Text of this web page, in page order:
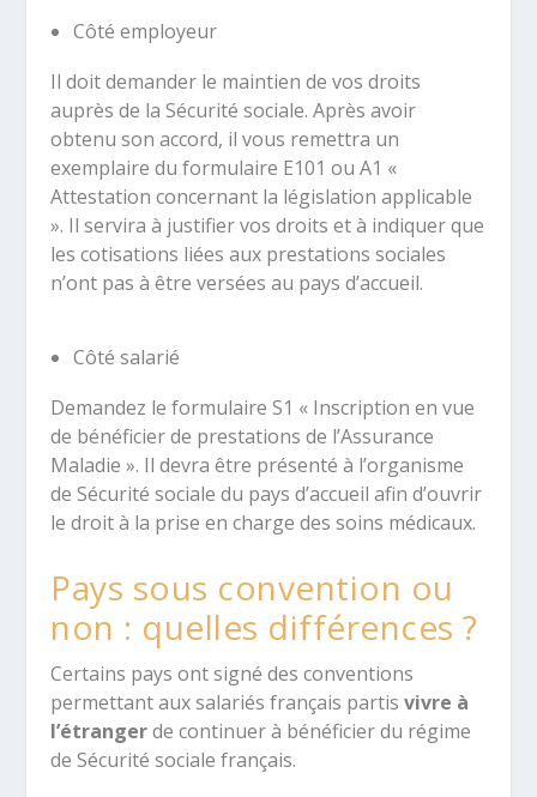
Côté employeur
Il doit demander le maintien de vos droits
auprès de la Sécurité sociale. Après avoir
obtenu son accord, il vous remettra un
exemplaire du formulaire E101 ou A1 «
Attestation concernant la législation applicable
». Il servira à justifier vos droits et à indiquer que
les cotisations liées aux prestations sociales
n’ont pas à être versées au pays d’accueil.
Côté salarié
Demandez le formulaire S1 « Inscription en vue
de bénéficier de prestations de l’Assurance
Maladie ». Il devra être présenté à l’organisme
de Sécurité sociale du pays d’accueil afin d’ouvrir
le droit à la prise en charge des soins médicaux.
Pays sous convention ou
non : quelles différences ?
Certains pays ont signé des conventions
permettant aux salariés français partisvivre à
l’étrangerde continuer à bénéficier du régime
de Sécurité sociale français.